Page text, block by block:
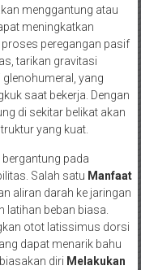
menggantung atau
meningkatkan
peregangan pasif
tarikan gravitasi
yang
saat bekerja. Dengan
di sekitar belikat akan
yang kuat.
pada
Salah satu Manfaat
aliran darah ke jaringan
latihan beban biasa.
otot latissimus dorsi
dapat menarik bahu
diri Melakukan